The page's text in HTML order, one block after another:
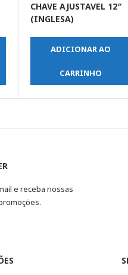
CHAVE AJUSTAVEL 12″
(INGLESA)
ADICIONAR AO
CARRINHO
e receba nossas